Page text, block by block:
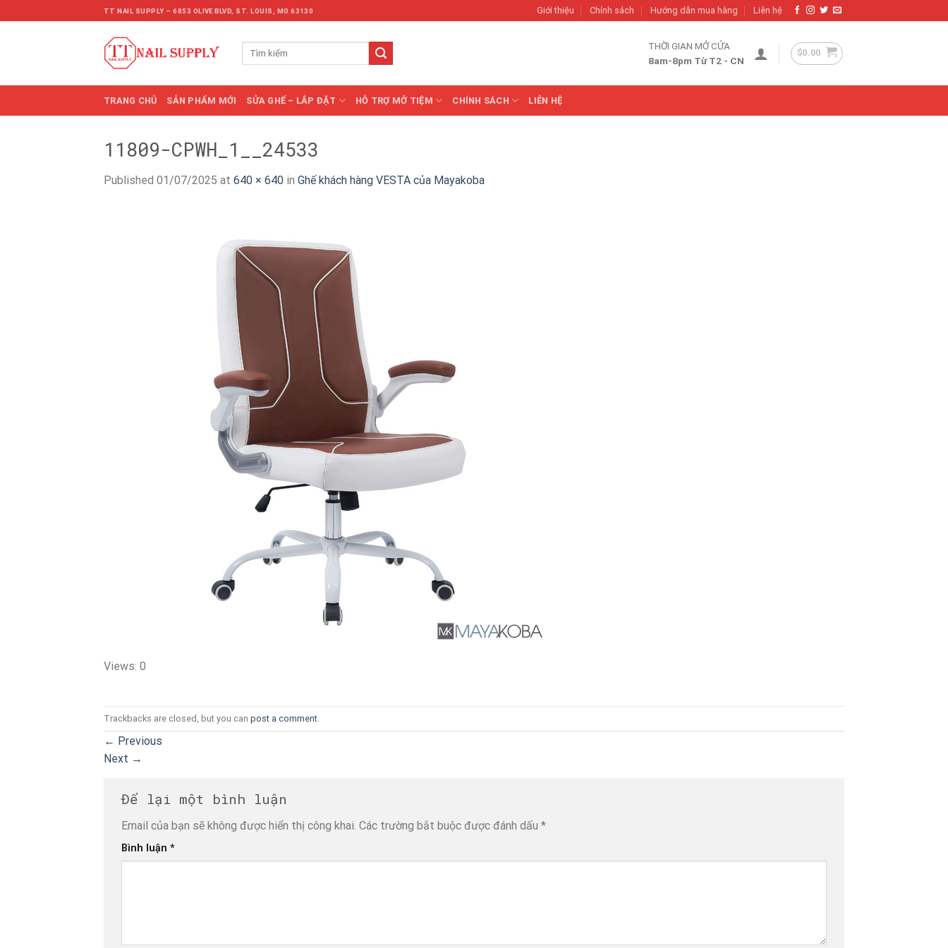
to
TT NAIL SUPPLY – 6853 OLIVE BLVD, ST. LOUIS, MO 63130 Giới thiệu Chính sách Hướng dẫn mua hàng Liên hệ
Tìm
THỜI GIAN MỞ CỬA
8am-8pm Từ T2 - CN
$0.00
TRANG CHỦ SẢN PHẨM MỚI SỬA GHẾ – LẮP ĐẶT HỖ TRỢ MỞ TIỆM CHÍNH SÁCH LIÊN HỆ
11809-CPWH_1__24533
Published 01/07/2025 at 640 × 640 in Ghế khách hàng VESTA của Mayakoba
Views: 0
Trackbacks are closed, but you can post a comment
← Previous
Next →
Để lại một bình luận
Email của bạn sẽ không được hiển thị công khai. Các trường bắt buộc được đánh dấu *
Bình luận *